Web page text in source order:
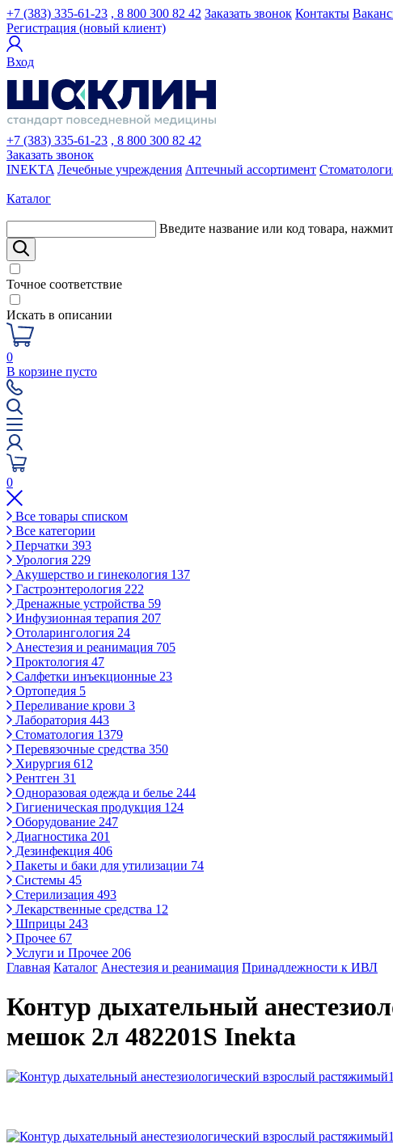
+7 (383) 335-61-23 , 8 800 300 82 42 Заказать звонок Контакты
Регистрация (новый клиент)
Вход
+7 (383) 335-61-23 , 8 800 300 82 42
Заказать звонок
INEKTA Лечебные учреждения Аптечный ассортимент
Каталог
Введите название или код товара,
Точное соответствие
Искать в описании
0
В корзине пусто
0
Все товары списком
Все категории
Перчатки 393
Урология 229
Акушерство и гинекология 137
Гастроэнтерология 222
Дренажные устройства 59
Инфузионная терапия 207
Отоларингология 24
Анестезия и реанимация 705
Проктология 47
Салфетки инъекционные 23
Ортопедия 5
Переливание крови 3
Лаборатория 443
Стоматология 1379
Перевязочные средства 350
Хирургия 612
Рентген 31
Одноразовая одежда и белье 244
Гигиеническая продукция 124
Оборудование 247
Диагностика 201
Дезинфекция 406
Пакеты и баки для утилизации 74
Системы 45
Стерилизация 493
Лекарственные средства 12
Шприцы 243
Прочее 67
Услуги и Прочее 206
Главная Каталог Анестезия и реанимация Принадлежности к ИВЛ
Контур дыхательный
мешок 2л 482201S Inekta